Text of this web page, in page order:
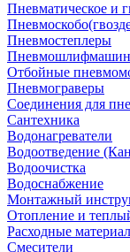
Пневматическое и
Пневмостеплеры
Отбойные
Пневмограверы
Соединения для
Сантехника
Водонагреватели
Водоотведение
Водоочистка
Водоснабжение
Монтажный
Отопление и
Расходные
Смесители